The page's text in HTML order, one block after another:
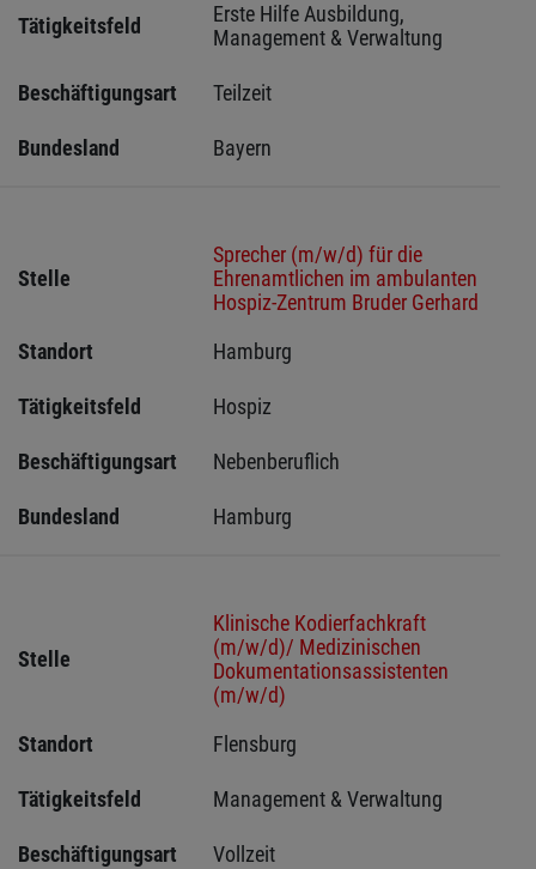
Tätigkeitsfeld
Erste Hilfe Ausbildung,
Management & Verwaltung
Beschäftigungsart Teilzeit
Bundesland Bayern
Stelle
Sprecher (m/w/d) für die
Ehrenamtlichen im ambulanten
Hospiz-Zentrum Bruder Gerhard
Standort
Hamburg
Tätigkeitsfeld Hospiz
Beschäftigungsart Nebenberuflich
Bundesland Hamburg
Stelle
Klinische Kodierfachkraft
(m/w/d)/ Medizinischen
Dokumentationsassistenten
(m/w/d)
Standort
Flensburg
Tätigkeitsfeld Management & Verwaltung
Beschäftigungsart Vollzeit